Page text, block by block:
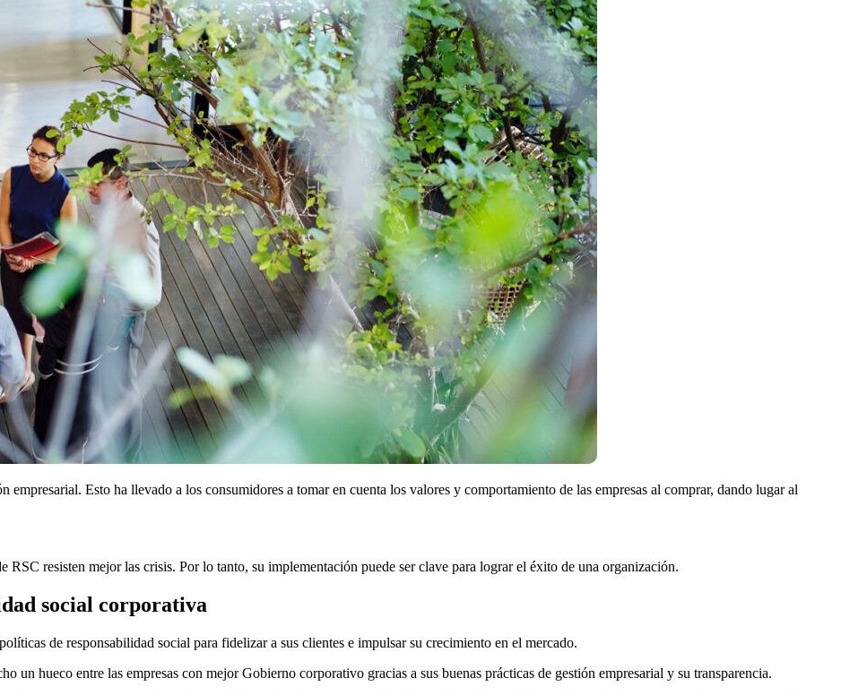
empresarial. Esto ha llevado a los consumidores a tomar en cuenta los valores y comportamiento de las empresas al comprar, dando lugar al
resisten mejor las crisis. Por lo tanto, su implementación puede ser clave para lograr el éxito de una organización.
social corporativa
de responsabilidad social para fidelizar a sus clientes e impulsar su crecimiento en el mercado.
un hueco entre las empresas con mejor Gobierno corporativo gracias a sus buenas prácticas de gestión empresarial y su transparencia.